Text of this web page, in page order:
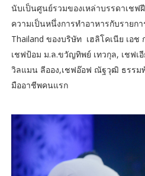
นับเป็นศูนย์รวมของเหล่าบรรดาเช
ความเป็นหนึ่งการทำอาหารกับรายก
Thailand ของบริษัท เฮลิโคเนีย เอ
เชฟป้อม ม.ล.ขวัญทิพย์ เทวกุล, เชฟ
วิลแมน ลีออง,เชฟอ๊อฟ ณัฐวุฒิ ธรรม
มืออาชีพคนแรก